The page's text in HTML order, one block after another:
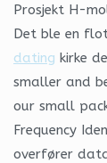
Prosjekt H-
Det ble en
dating kirke
smaller and
our small
Frequency
overfører